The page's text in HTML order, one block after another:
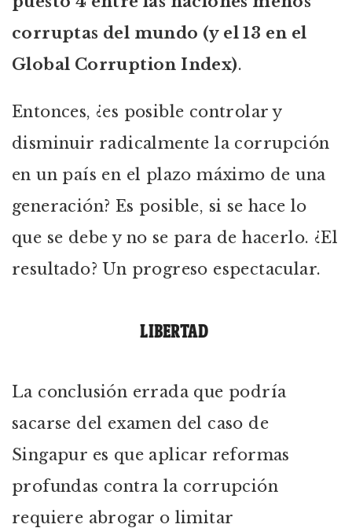
corruptas del mundo (y el 13 en el
Global Corruption Index).
Entonces, ¿es posible controlar y
disminuir radicalmente la corrupción
en un país en el plazo máximo de una
generación? Es posible, si se hace lo
que se debe y no se para de hacerlo. ¿El
resultado? Un progreso espectacular.
LIBERTAD
La conclusión errada que podría
sacarse del examen del caso de
Singapur es que aplicar reformas
profundas contra la corrupción
requiere abrogar o limitar